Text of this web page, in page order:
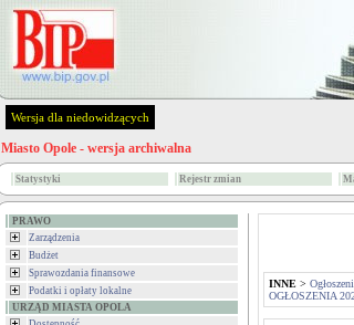
Wersja dla niedowidzących
Miasto Opole - wersja archiwalna
Statystyki Rejestr zmian
PRAWO
Zarządzenia
Budżet
Sprawozdania finansowe
Podatki i opłaty lokalne
URZĄD MIASTA OPOLA
INNE >
OGŁOSZENIA